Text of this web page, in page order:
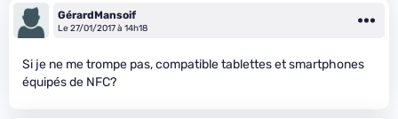
GérardMansoif
Le 27/01/2017 à 14h18
Si je ne me trompe pas, compatible tablettes et smartphones
équipés de NFC?